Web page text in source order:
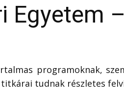
Egyetem
programoknak,
tudnak részletes